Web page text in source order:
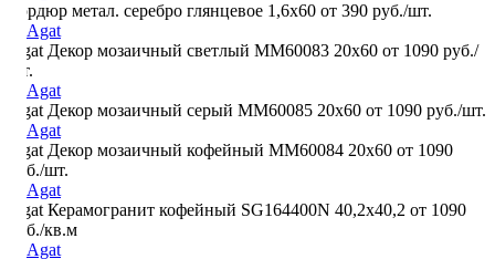
Бордюр метал. серебро глянцевое 1,6х60 от 390 руб./шт.
Agat Декор мозаичный светлый MM60083 20х60 от 1090 руб./
шт.
Agat Декор мозаичный серый MM60085 20х60 от 1090 руб./шт.
Agat Декор мозаичный кофейный MM60084 20х60 от 1090
руб./шт.
Agat Керамогранит кофейный SG164400N 40,2х40,2 от 1090
руб./кв.м